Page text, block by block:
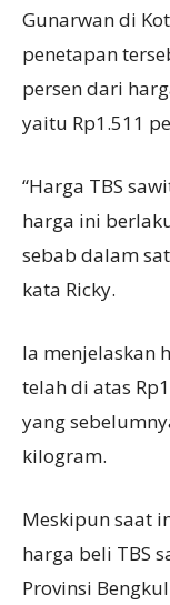
Gunarwan di
penetapan
persen dari
yaitu Rp1.511
“Harga TBS
harga ini
sebab dalam
kata Ricky.
Ia menjelaskan
telah di atas
yang
kilogram.
Meskipun saat
harga beli TBS
Provinsi